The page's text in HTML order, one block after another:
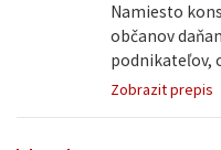
Namiesto
občanov
podnikateľov,
Zobrazit prepis